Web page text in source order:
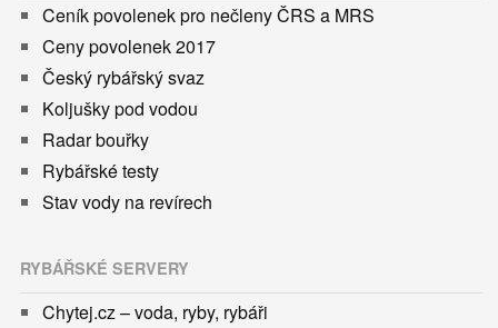
Ceník povolenek pro nečleny ČRS a MRS
Ceny povolenek 2017
Český rybářský svaz
Koljušky pod vodou
Radar bouřky
Rybářské testy
Stav vody na revírech
RYBÁŘSKÉ SERVERY
Chytej.cz – voda, ryby, rybáři